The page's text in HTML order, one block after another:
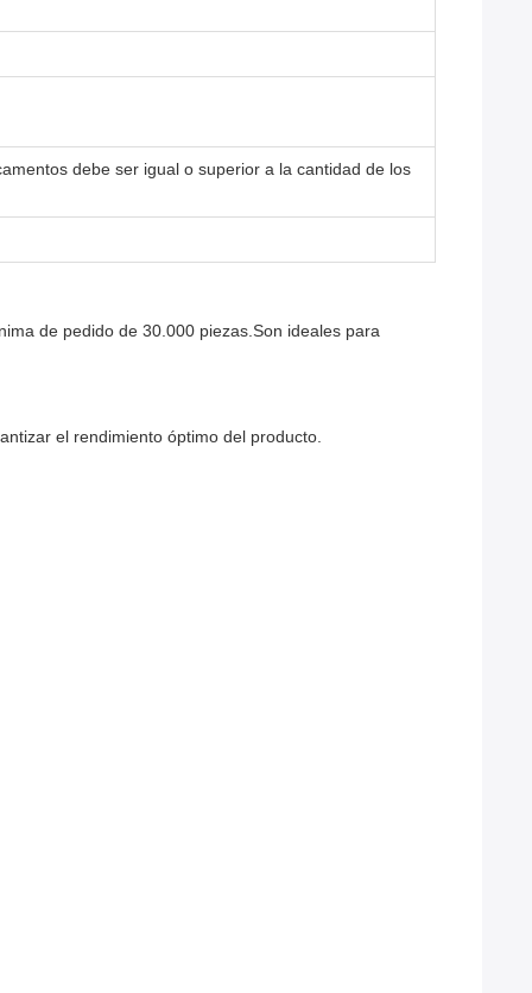
debe ser igual o superior a la cantidad de los
de pedido de 30.000 piezas.Son ideales para
el rendimiento óptimo del producto.